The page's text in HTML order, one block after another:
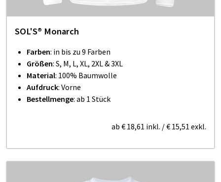
SOL'S® Monarch
Farben: in bis zu 9 Farben
Größen: S, M, L, XL, 2XL & 3XL
Material: 100% Baumwolle
Aufdruck: Vorne
Bestellmenge: ab 1 Stück
ab € 18,61 inkl. /€ 15,51 exkl.